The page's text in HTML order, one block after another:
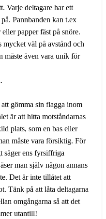
Varje deltagare har ett
Pannbanden kan t.ex
papper fäst på snöre.
väl på avstånd och
måste även vara unik för
gömma sin flagga inom
är att hitta motståndarnas
plats, som en bas eller
måste vara försiktig. För
säger ens fyrsiffriga
man själv någon annans
Det är inte tillåtet att
Tänk på att låta deltagarna
omgångarna så att det
utantill!